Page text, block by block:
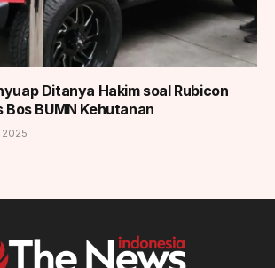
Ditanya Hakim soal Rubicon
Bos BUMN Kehutanan
2025